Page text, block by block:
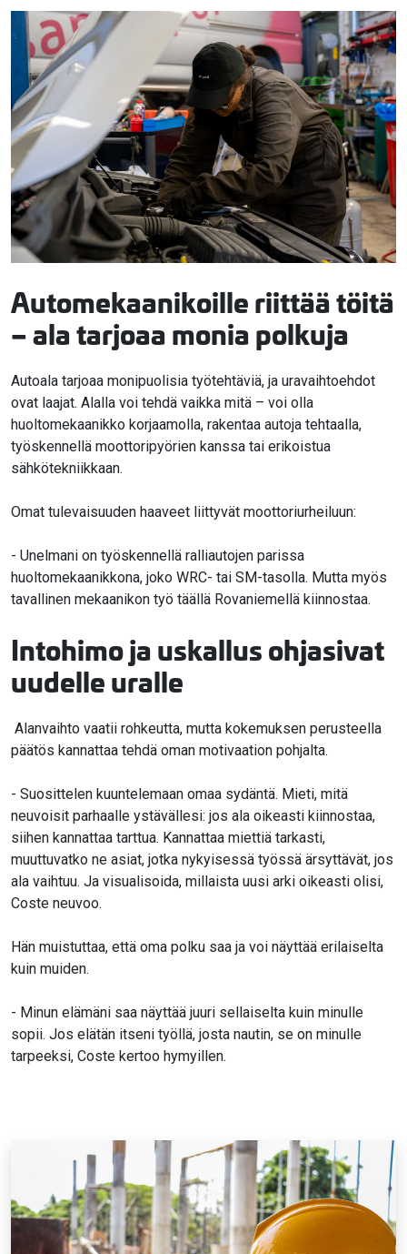
Automekaanikoille riittää töitä
– ala tarjoaa monia polkuja
Autoala tarjoaa monipuolisia työtehtäviä, ja uravaihtoehdot
ovat laajat. Alalla voi tehdä vaikka mitä – voi olla
huoltomekaanikko korjaamolla, rakentaa autoja tehtaalla,
työskennellä moottoripyörien kanssa tai erikoistua
sähkötekniikkaan.
Omat tulevaisuuden haaveet liittyvät moottoriurheiluun:
- Unelmani on työskennellä ralliautojen parissa
huoltomekaanikkona, joko WRC- tai SM-tasolla. Mutta myös
tavallinen mekaanikon työ täällä Rovaniemellä kiinnostaa.
Intohimo ja uskallus ohjasivat
uudelle uralle
Alanvaihto vaatii rohkeutta, mutta kokemuksen perusteella
päätös kannattaa tehdä oman motivaation pohjalta.
- Suosittelen kuuntelemaan omaa sydäntä. Mieti, mitä
neuvoisit parhaalle ystävällesi: jos ala oikeasti kiinnostaa,
siihen kannattaa tarttua. Kannattaa miettiä tarkasti,
muuttuvatko ne asiat, jotka nykyisessä työssä ärsyttävät, jos
ala vaihtuu. Ja visualisoida, millaista uusi arki oikeasti olisi,
Coste neuvoo.
Hän muistuttaa, että oma polku saa ja voi näyttää erilaiselta
kuin muiden.
- Minun elämäni saa näyttää juuri sellaiselta kuin minulle
sopii. Jos elätän itseni työllä, josta nautin, se on minulle
tarpeeksi, Coste kertoo hymyillen.